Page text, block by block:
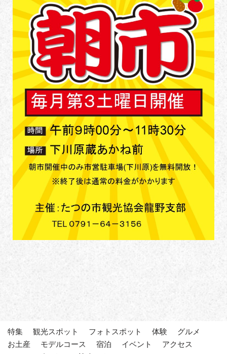
特集 観光スポット フォトスポット 体験
グルメ
お土産
モデルコース 宿泊 イベント
アクセス